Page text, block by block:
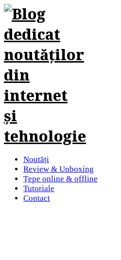
Noutăți
Review & Unboxing
Țepe online & offline
Tutoriale
Contact